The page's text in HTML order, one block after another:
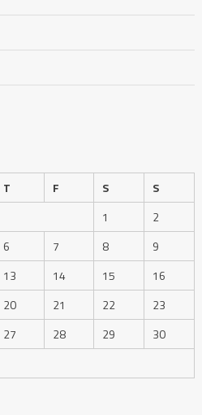
T F S
S
1
2
6 7 8
9
13 14 15
16
20 21 22
23
27 28 29
30